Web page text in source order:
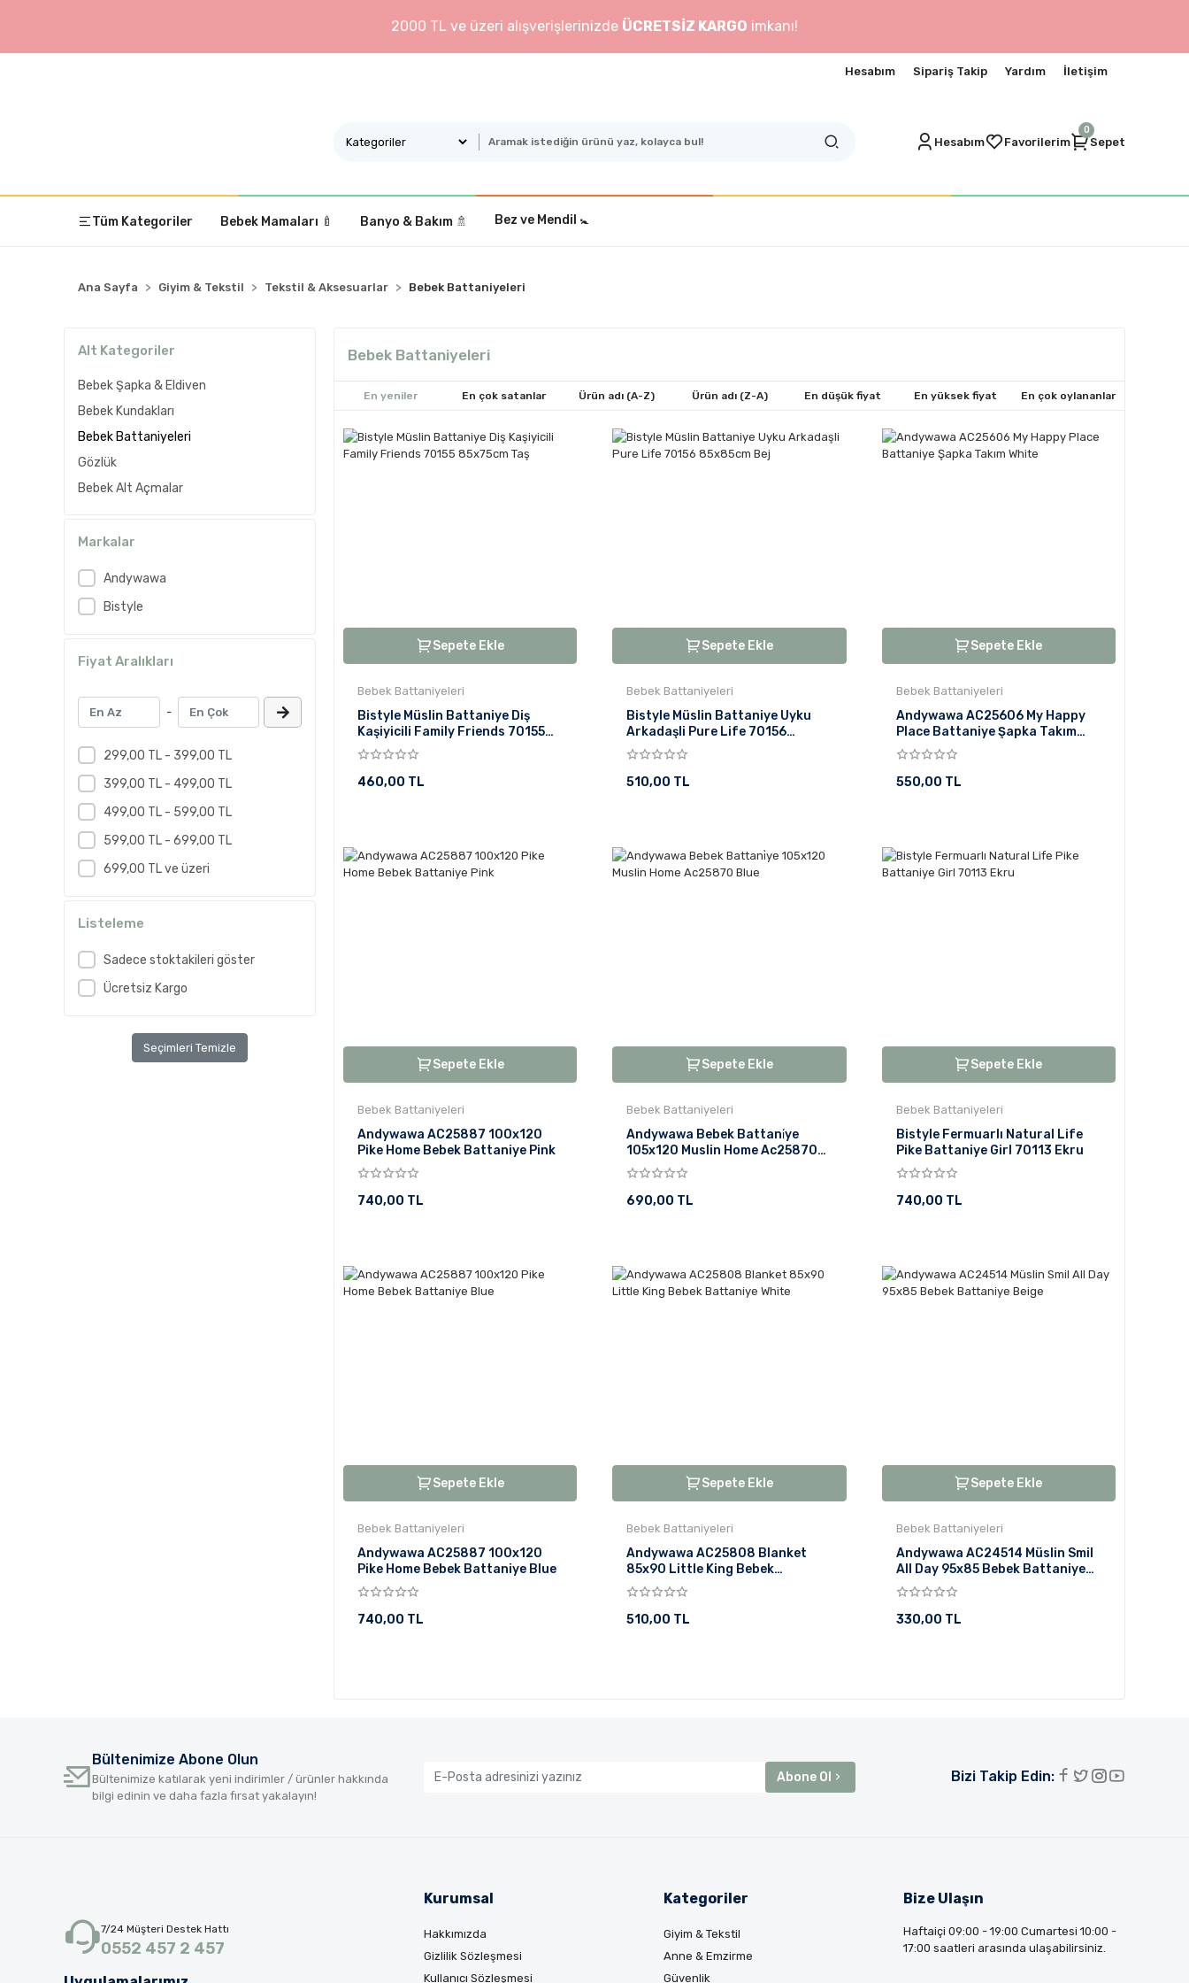
2000 TL ve üzeri alışverişlerinizde ÜCRETSİZ KARGO imkanı!
Hesabım Sipariş Takip Yardım İletişim
Hesabım Favorilerim
0
Sepet
Tüm Kategoriler Bebek Mamaları 🍼 Banyo & Bakım ️🚿 Bez ve Mendil 🚼
Ana Sayfa Giyim & Tekstil Tekstil & Aksesuarlar Bebek Battaniyeleri
Alt Kategoriler
Bebek Şapka & Eldiven
Bebek Kundakları
Bebek Battaniyeleri
Gözlük
Bebek Alt Açmalar
Markalar
Andywawa
Bistyle
Fiyat Aralıkları
-
299,00 TL - 399,00 TL
399,00 TL - 499,00 TL
499,00 TL - 599,00 TL
599,00 TL - 699,00 TL
699,00 TL ve üzeri
Listeleme
Sadece stoktakileri göster
Ücretsiz Kargo
Seçimleri Temizle
Bebek Battaniyeleri
En yeniler En çok satanlar Ürün adı (A-Z) Ürün adı (Z-A) En düşük fiyat En yüksek fiyat En çok oylananlar
Sepete Ekle
Bebek Battaniyeleri
Bistyle Müslin Battaniye Diş
Kaşiyicili Family Friends 70155
85x75cm Taş
460,00 TL
Sepete Ekle
Bebek Battaniyeleri
Bistyle Müslin Battaniye Uyku
Arkadaşli Pure Life 70156
85x85cm Bej
510,00 TL
Sepete Ekle
Bebek Battaniyeleri
Andywawa AC25606 My Happy
Place Battaniye Şapka Takım
White
550,00 TL
Sepete Ekle
Bebek Battaniyeleri
Andywawa AC25887 100x120
Pike Home Bebek Battaniye Pink
740,00 TL
Sepete Ekle
Bebek Battaniyeleri
Andywawa Bebek Battani̇ye
105x120 Muslin Home Ac25870
Blue
690,00 TL
Sepete Ekle
Bebek Battaniyeleri
Bistyle Fermuarlı Natural Life
Pike Battaniye Girl 70113 Ekru
740,00 TL
Sepete Ekle
Bebek Battaniyeleri
Andywawa AC25887 100x120
Pike Home Bebek Battaniye Blue
740,00 TL
Sepete Ekle
Bebek Battaniyeleri
Andywawa AC25808 Blanket
85x90 Little King Bebek
Battaniye White
510,00 TL
Sepete Ekle
Bebek Battaniyeleri
Andywawa AC24514 Müslin Smil
All Day 95x85 Bebek Battaniye
Beige
330,00 TL
Bültenimize Abone Olun
Bültenimize katılarak yeni indirimler / ürünler hakkında
bilgi edinin ve daha fazla fırsat yakalayın!
Abone Ol Bizi Takip Edin:
7/24 Müşteri Destek Hattı
0552 457 2 457
Kurumsal
Hakkımızda
Gizlilik Sözleşmesi
Kullanıcı Sözleşmesi
Kategoriler
Giyim & Tekstil
Anne & Emzirme
Güvenlik
Bize Ulaşın
Haftaiçi 09:00 - 19:00 Cumartesi 10:00 -
17:00 saatleri arasında ulaşabilirsiniz.